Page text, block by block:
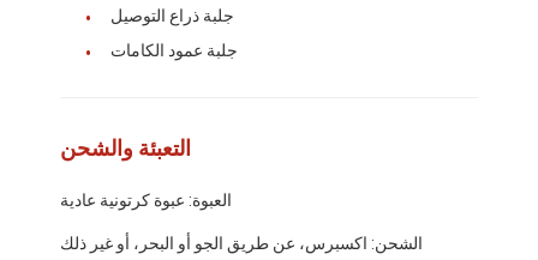
أجزاء محرك كاتربيلر
جلبة ذراع التوصيل
جلبة عمود الكامات
التعبئة والشحن
العبوة: عبوة كرتونية عادية
الشحن: اكسبرس، عن طريق الجو أو البحر، أو غير ذلك